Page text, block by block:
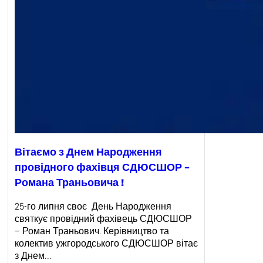
Вітаємо з Днем Народження
провідного фахівця СДЮСШОР –
Романа Траньовича !
25-го липня своє День Народження
святкує провідний фахівець СДЮСШОР
– Роман Траньович. Керівництво та
колектив ужгородського СДЮСШОР вітає
з Днем…